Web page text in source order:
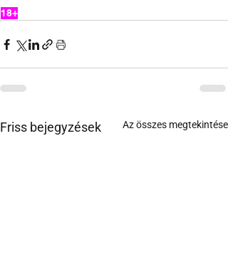
18+
Friss bejegyzések Az összes megtekintése